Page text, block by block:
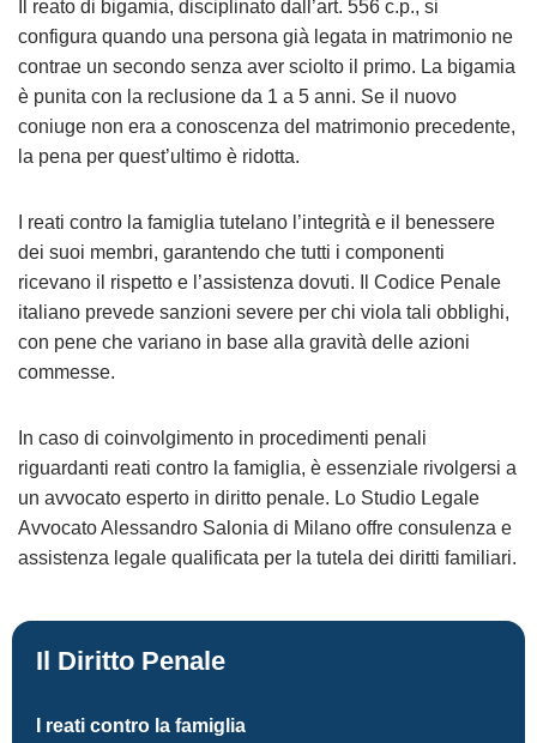
Il reato di bigamia, disciplinato dall’art. 556 c.p., si
configura quando una persona già legata in matrimonio ne
contrae un secondo senza aver sciolto il primo. La bigamia
è punita con la reclusione da 1 a 5 anni. Se il nuovo
coniuge non era a conoscenza del matrimonio precedente,
la pena per quest’ultimo è ridotta.
I reati contro la famiglia tutelano l’integrità e il benessere
dei suoi membri, garantendo che tutti i componenti
ricevano il rispetto e l’assistenza dovuti. Il Codice Penale
italiano prevede sanzioni severe per chi viola tali obblighi,
con pene che variano in base alla gravità delle azioni
commesse.
In caso di coinvolgimento in procedimenti penali
riguardanti reati contro la famiglia, è essenziale rivolgersi a
un avvocato esperto in diritto penale. Lo Studio Legale
Avvocato Alessandro Salonia di Milano offre consulenza e
assistenza legale qualificata per la tutela dei diritti familiari.
Il Diritto Penale
I reati contro la famiglia